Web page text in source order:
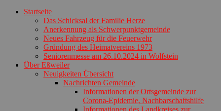
Startseite
Das Schicksal der Familie Herze
Anerkennung als Schwerpunktgemeinde
Neues Fahrzeug für die Feuerwehr
Gründung des Heimatvereins 1973
Seniorenmesse am 26.10.2024 in Wolfstein
Über Eßweiler
Neuigkeiten Übersicht
Nachrichten Gemeinde
Informationen der Ortsgemeinde zur
Corona-Epidemie, Nachbarschaftshilfe
Informationen des Landkreises zur